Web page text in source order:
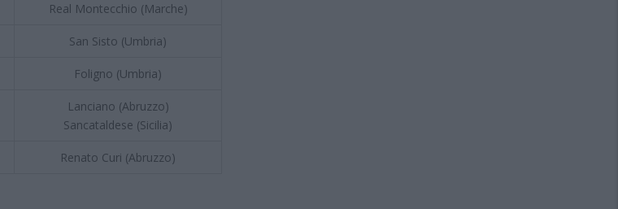
Real Montecchio (Marche)
San Sisto (Umbria)
Foligno (Umbria)
Lanciano (Abruzzo)
Sancataldese (Sicilia)
Renato Curi (Abruzzo)